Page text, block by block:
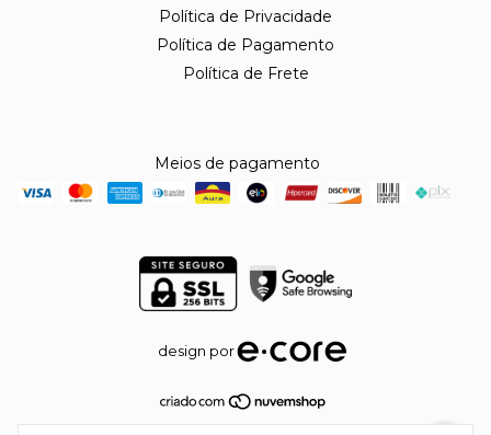
Política de Privacidade
Política de Pagamento
Política de Frete
Meios de pagamento
design por
Copyright Laila Maria do Socorro Alvarenga Aiala - 55673987000105 -